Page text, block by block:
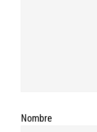
Nombre